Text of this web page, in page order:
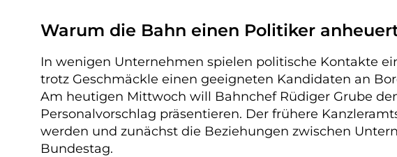
Warum die Bahn einen Politiker
In wenigen Unternehmen spielen politische Kontakte
trotz Geschmäckle einen geeigneten Kandidaten an
Am heutigen Mittwoch will Bahnchef Rüdiger Grube
Personalvorschlag präsentieren. Der frühere
werden und zunächst die Beziehungen zwischen
Bundestag.